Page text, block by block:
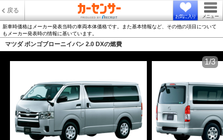
戻る
お気に入り メニュー
新車時価格はメーカー発表当時の車両本体価格です。また基本情報など、その他の項目について
もメーカー発表時の情報に基いています。
マツダ ボンゴブローニイバン 2.0 DXの燃費
1/3